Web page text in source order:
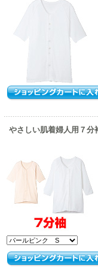
やさしい肌着婦人用７分